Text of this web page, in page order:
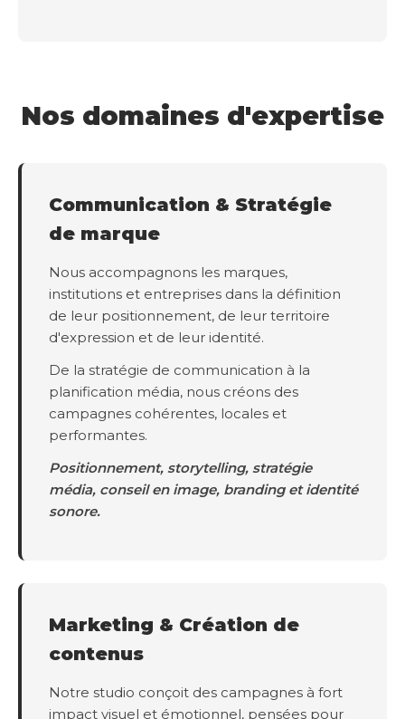
Nos domaines d'expertise
Communication & Stratégie
de marque
Nous accompagnons les marques,
institutions et entreprises dans la définition
de leur positionnement, de leur territoire
d'expression et de leur identité.
De la stratégie de communication à la
planification média, nous créons des
campagnes cohérentes, locales et
performantes.
Positionnement, storytelling, stratégie
média, conseil en image, branding et identité
sonore.
Marketing & Création de
contenus
Notre studio conçoit des campagnes à fort
impact visuel et émotionnel, pensées pour